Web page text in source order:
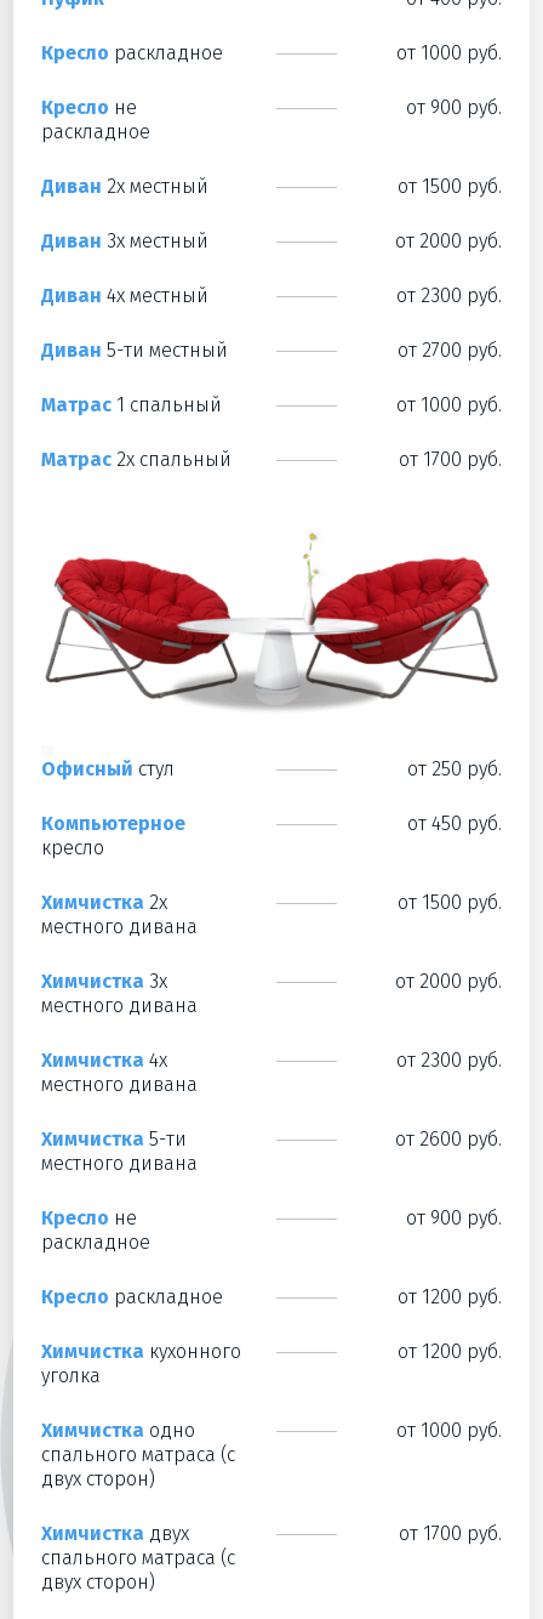
Кресло раскладное от 1000 руб.
Кресло не
раскладное
от 900 руб.
Диван 2х местный от 1500 руб.
Диван 3х местный от 2000 руб.
Диван 4х местный от 2300 руб.
Диван 5-ти местный от 2700 руб.
Матрас 1 спальный от 1000 руб.
Матрас 2х спальный от 1700 руб.
Офисный стул от 250 руб.
Компьютерное
кресло
от 450 руб.
Химчистка 2х
местного дивана
от 1500 руб.
Химчистка 3х
местного дивана
от 2000 руб.
Химчистка 4х
местного дивана
от 2300 руб.
Химчистка 5-ти
местного дивана
от 2600 руб.
Кресло не
раскладное
от 900 руб.
Кресло раскладное от 1200 руб.
Химчистка кухонного
уголка
от 1200 руб.
Химчистка одно
спального матраса (с
двух сторон)
от 1000 руб.
Химчистка двух
спального матраса (с
двух сторон)
от 1700 руб.